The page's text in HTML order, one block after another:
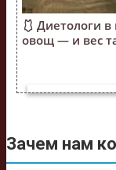
🩱 Диетологи
овощ — и вес
Зачем нам